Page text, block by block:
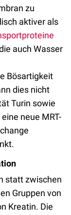
zu
aktiver als
auch Wasser
Bösartigkeit
dies nicht
Turin sowie
neue MRT-
statt zwischen
Gruppen von
Kreatin. Die